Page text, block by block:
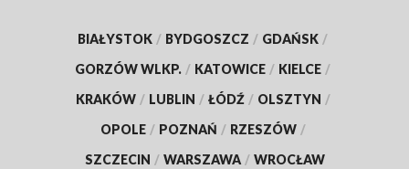
BIAŁYSTOK / BYDGOSZCZ / GDAŃSK /
GORZÓW WLKP. / KATOWICE / KIELCE /
KRAKÓW / LUBLIN / ŁÓDŹ / OLSZTYN /
OPOLE / POZNAŃ / RZESZÓW /
SZCZECIN / WARSZAWA / WROCŁAW